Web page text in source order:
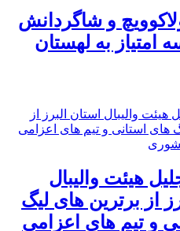
و شاگردانش
امتیاز به لهستان
هیئت والیبال
از برترین های لیگ
و تیم های اعزامی